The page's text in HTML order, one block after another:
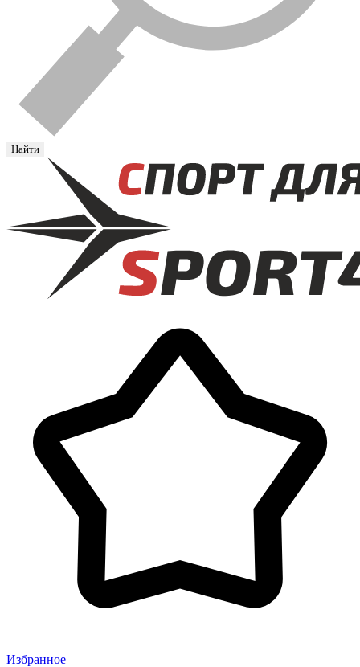
Найти
Избранное